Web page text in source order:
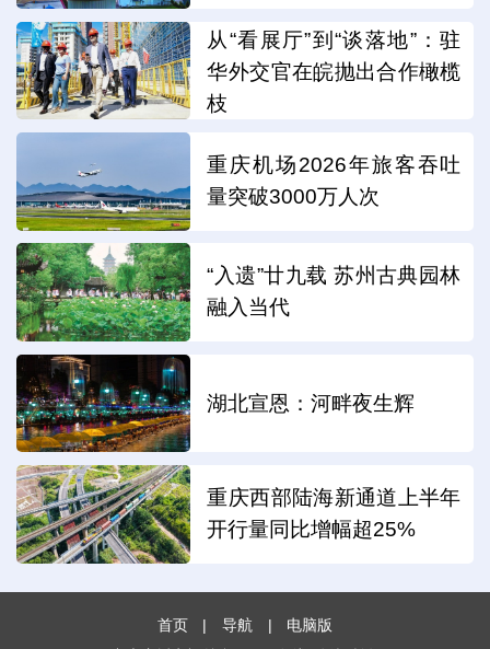
从“看展厅”到“谈落地”：驻
华外交官在皖抛出合作橄榄
枝
重庆机场2026年旅客吞吐
量突破3000万人次
“入遗”廿九载 苏州古典园林
融入当代
湖北宣恩：河畔夜生辉
重庆西部陆海新通道上半年
开行量同比增幅超25%
首页 | 导航 |
电脑版